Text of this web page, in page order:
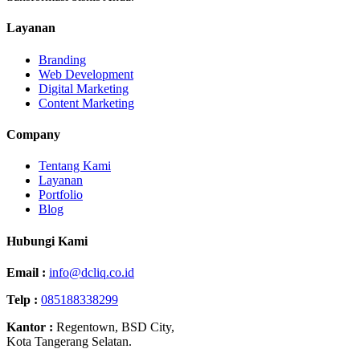
Layanan
Branding
Web Development
Digital Marketing
Content Marketing
Company
Tentang Kami
Layanan
Portfolio
Blog
Hubungi Kami
Email : info@dcliq.co.id
Telp : 085188338299
Kantor : Regentown, BSD City,
Kota Tangerang Selatan.